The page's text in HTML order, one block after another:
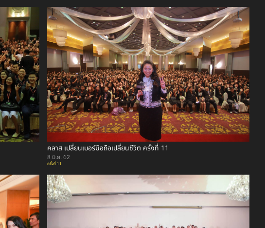
คลาส เปลี่ยนเบอร์มือถือเปลี่ยนชีวิต ครั้งที่ 11
8 มิ.ย. 62
ครั้งที่ 11